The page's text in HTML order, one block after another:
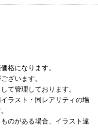
格になります。
ざいます。
て管理しております。
ラスト・同レアリティの場
のがある場合、イラスト違